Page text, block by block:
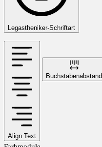
Legastheniker-Schriftart
Align Text
Buchstabenabstand